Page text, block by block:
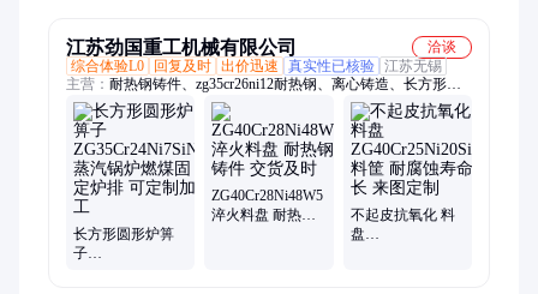
江苏劲国重工机械有限公司
洽谈
综合体验L0
回复及时 出价迅速 真实性已核验 江苏无锡
主营： 耐热钢铸件、zg35cr26ni12耐热钢、离心铸造、长方形圆
形炉箅子、特种合金定制、消失模铸造
长方形圆形炉箅
子
ZG40Cr28Ni48W5
淬火料盘 耐热钢
不起皮抗氧化 料
盘